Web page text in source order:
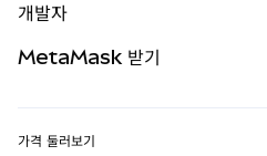
무기한 선물
실물자산
개발자
MetaMask 받기
가격 둘러보기